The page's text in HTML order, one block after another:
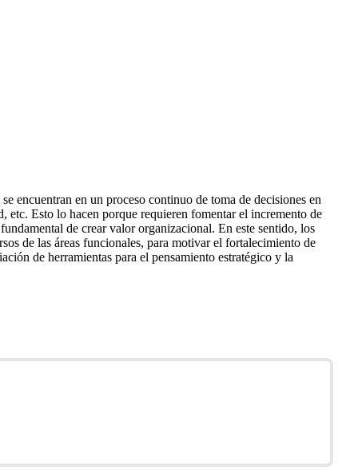
encuentran en un proceso continuo de toma de decisiones en
etc. Esto lo hacen porque requieren fomentar el incremento de
de crear valor organizacional. En este sentido, los
de las áreas funcionales, para motivar el fortalecimiento de
de herramientas para el pensamiento estratégico y la